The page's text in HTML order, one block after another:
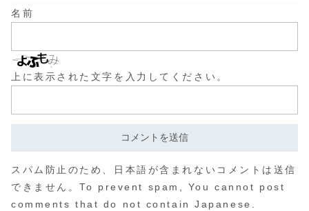
名前
上に表示された文字を入力してください。
スパム防止のため、日本語が含まれないコメントは送信
できません。To prevent spam, You cannot post
comments that do not contain Japanese.